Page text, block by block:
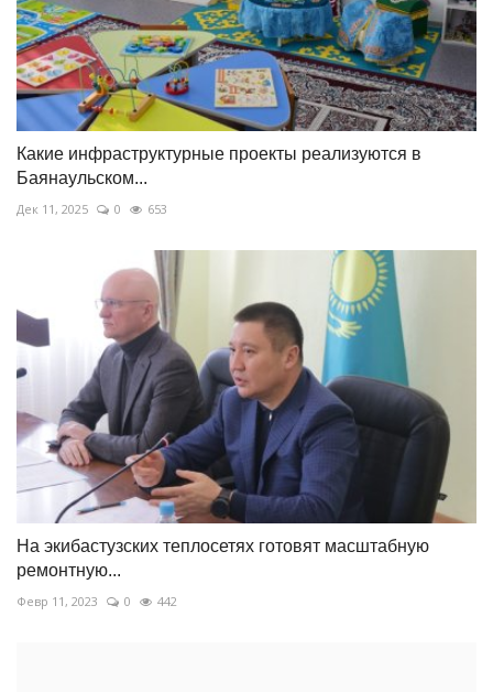
Какие инфраструктурные проекты реализуются в
Баянаульском...
Дек 11, 2025 0 653
На экибастузских теплосетях готовят масштабную
ремонтную...
Февр 11, 2023 0 442